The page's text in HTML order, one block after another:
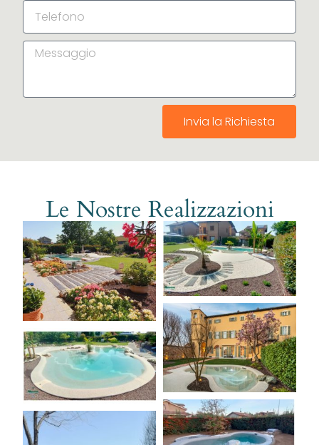
Invia la Richiesta
Le Nostre Realizzazioni